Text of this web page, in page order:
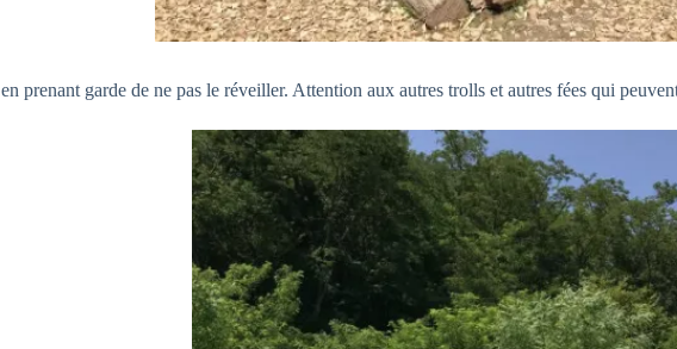
en prenant garde de ne pas le réveiller. Attention aux autres trolls et autres fées qui